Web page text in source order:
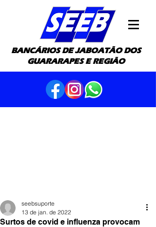
BANCÁRIOS DE JABOATÃO DOS
GUARARAPES E REGIÃO
Surtos de covid e influenza provocam
seebsuporte
13 de jan. de 2022